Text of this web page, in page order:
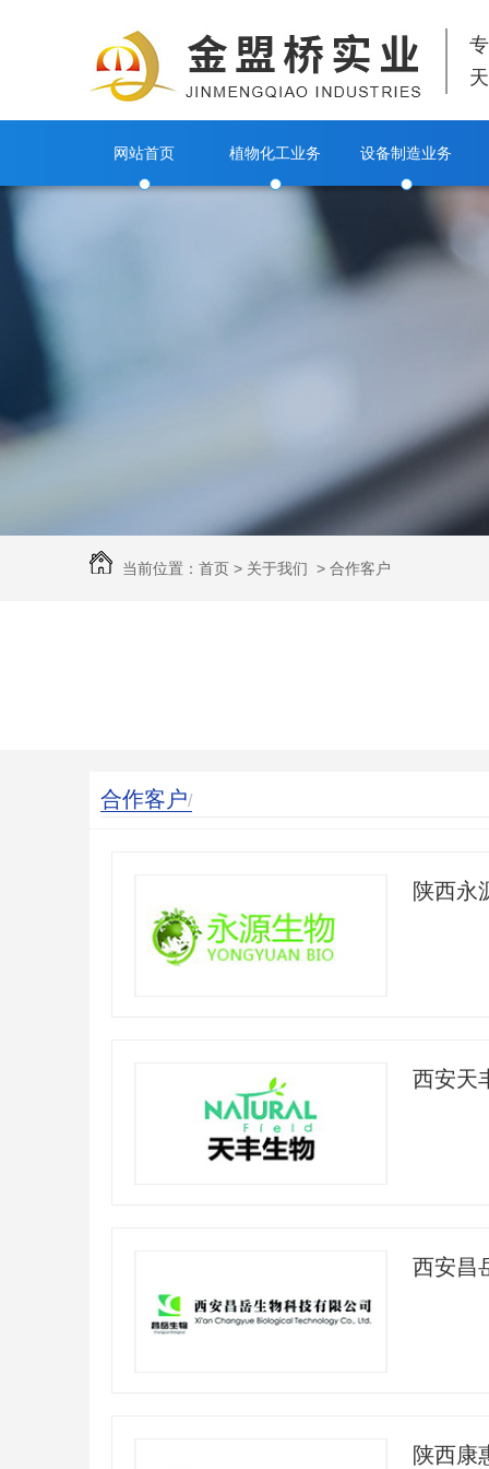
网站首页 植物化工业务 设备制造业务
当前位置： 首页 > 关于我们 > 合作客户
合作客户/
陕西永
西安昌
陕西康